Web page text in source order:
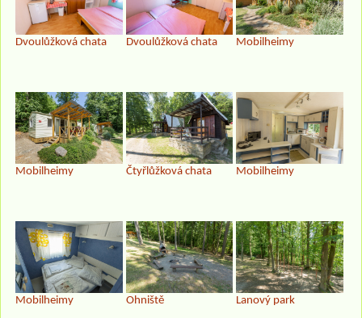
Dvoulůžková chata Dvoulůžková chata Mobilheimy
Mobilheimy Čtyřlůžková chata Mobilheimy
Mobilheimy Ohniště Lanový park